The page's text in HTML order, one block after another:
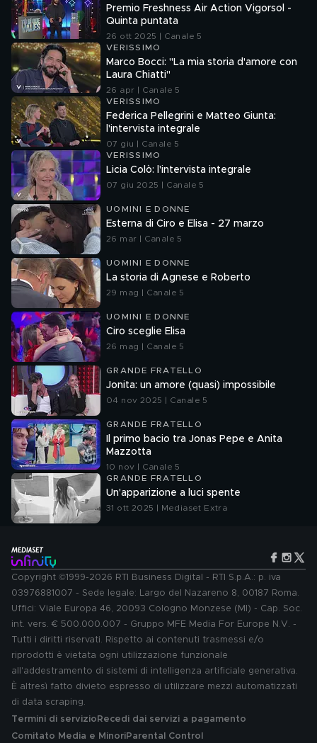
Premio Freshness Air Action Vigorsol -
Quinta puntata
26 ott 2025 | Canale 5
VERISSIMO
Marco Bocci: "La mia storia d'amore con
Laura Chiatti"
26 apr | Canale 5
VERISSIMO
Federica Pellegrini e Matteo Giunta:
l'intervista integrale
07 giu | Canale 5
VERISSIMO
Licia Colò: l'intervista integrale
07 giu 2025 | Canale 5
UOMINI E DONNE
Esterna di Ciro e Elisa - 27 marzo
26 mar | Canale 5
UOMINI E DONNE
La storia di Agnese e Roberto
29 mag | Canale 5
UOMINI E DONNE
Ciro sceglie Elisa
26 mag | Canale 5
GRANDE FRATELLO
Jonita: un amore (quasi) impossibile
04 nov 2025 | Canale 5
GRANDE FRATELLO
Il primo bacio tra Jonas Pepe e Anita
Mazzotta
10 nov | Canale 5
GRANDE FRATELLO
Un'apparizione a luci spente
31 ott 2025 | Mediaset Extra
Copyright ©1999-2026 RTI Business Digital - RTI S.p.A.: p. iva
03976881007 - Sede legale: Largo del Nazareno 8, 00187 Roma.
Uffici: Viale Europa 46, 20093 Cologno Monzese (MI) - Cap. Soc.
int. vers. € 500.000.007 - Gruppo MFE Media For Europe N.V. -
Tutti i diritti riservati. Rispetto ai contenuti trasmessi e/o
riprodotti è vietata ogni utilizzazione funzionale
all'addestramento di sistemi di intelligenza artificiale generativa.
È altresì fatto divieto espresso di utilizzare mezzi automatizzati
di data scraping.
Termini di servizio Recedi dai servizi a pagamento
Comitato Media e MinoriParental Control